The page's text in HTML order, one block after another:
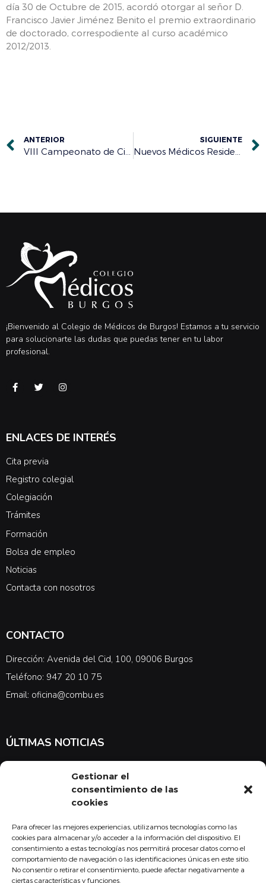
Gestionar el
consentimiento de las
cookies
Para ofrecer las mejores experiencias, utilizamos tecnologías como las
cookies para almacenar y/o acceder a la información del dispositivo. El
consentimiento a estas tecnologías nos permitirá procesar datos como el
comportamiento de navegación o las identificaciones únicas en este sitio.
No consentir o retirar el consentimiento, puede afectar negativamente a
ciertas características y funciones.
día 30 de Octubre de 2015, acordó otorgar al señor D.
Francisco Javier Jiménez Benito el premio extraordinario
de doctorado, correspodiente al curso académico
2012/2013.
ANTERIOR SIGUIENTE
¡Bienvenido al Colegio de Médicos de Burgos! Estamos a tu servicio
para solucionarte las dudas que puedas tener en tu labor
profesional.
ENLACES DE INTERÉS
Cita previa
Registro colegial
Colegiación
Trámites
Formación
Bolsa de empleo
Noticias
Contacta con nosotros
CONTACTO
Dirección: Avenida del Cid, 100, 09006 Burgos
Teléfono: 947 20 10 75
Email: oficina@combu.es
ÚLTIMAS NOTICIAS
noticias en cuanto a medicina y el COMBU
Acepto la política de privacidad
Suscribirse